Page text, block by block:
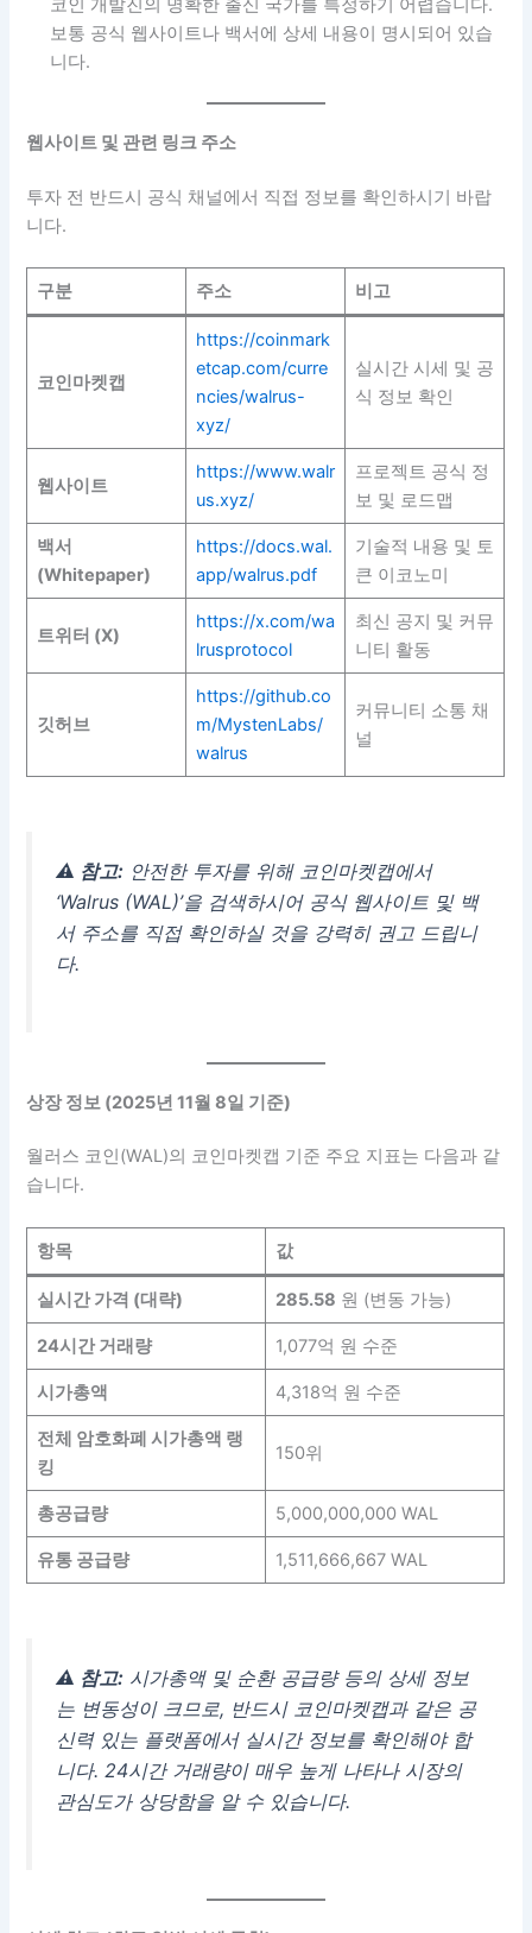
코인 개발진의 명확한 출신 국가를 특정하기 어렵습니다.
보통 공식 웹사이트나 백서에 상세 내용이 명시되어 있습
니다.
웹사이트 및 관련 링크 주소
투자 전 반드시 공식 채널에서 직접 정보를 확인하시기 바랍
니다.
구분 주소 비고
코인마켓캡
https://coinmark
etcap.com/curre
ncies/walrus-
xyz/
실시간 시세 및 공
식 정보 확인
웹사이트
https://www.walr
us.xyz/
프로젝트 공식 정
보 및 로드맵
백서
(Whitepaper)
https://docs.wal.
app/walrus.pdf
기술적 내용 및 토
큰 이코노미
트위터 (X)
https://x.com/wa
lrusprotocol
최신 공지 및 커뮤
니티 활동
깃허브
https://github.co
m/MystenLabs/
walrus
커뮤니티 소통 채
널
⚠️ 참고: 안전한 투자를 위해 코인마켓캡에서
‘Walrus (WAL)’을 검색하시어 공식 웹사이트 및 백
서 주소를 직접 확인하실 것을 강력히 권고 드립니
다.
상장 정보 (2025년 11월 8일 기준)
월러스 코인(WAL)의 코인마켓캡 기준 주요 지표는 다음과 같
습니다.
항목 값
실시간 가격 (대략) 285.58 원 (변동 가능)
24시간 거래량 1,077억 원 수준
시가총액 4,318억 원 수준
전체 암호화폐 시가총액 랭
킹
150위
총공급량 5,000,000,000 WAL
유통 공급량 1,511,666,667 WAL
⚠️ 참고: 시가총액 및 순환 공급량 등의 상세 정보
는 변동성이 크므로, 반드시 코인마켓캡과 같은 공
신력 있는 플랫폼에서 실시간 정보를 확인해야 합
니다. 24시간 거래량이 매우 높게 나타나 시장의
관심도가 상당함을 알 수 있습니다.